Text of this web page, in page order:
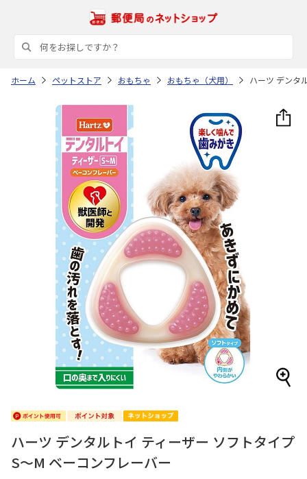
ホーム ペットストア おもちゃ おもちゃ（犬用） ハーツ デンタ
ハーツ デンタルトイ ティーザー ソフトタイプ
S～M ベーコンフレーバー